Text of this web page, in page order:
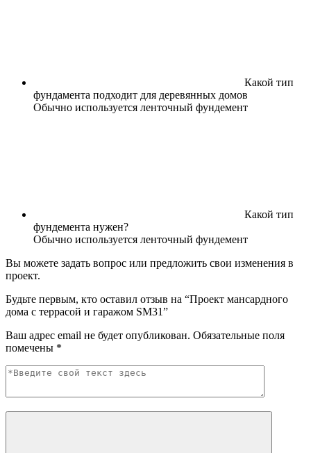
Какой тип
фундамента подходит для деревянных домов
Обычно используется ленточный фундемент
Какой тип
фундемента нужен?
Обычно используется ленточный фундемент
Вы можете задать вопрос или предложить свои изменения в
проект.
Будьте первым, кто оставил отзыв на “Проект мансардного
дома с террасой и гаражом SM31”
Ваш адрес email не будет опубликован. Обязательные поля
помечены *